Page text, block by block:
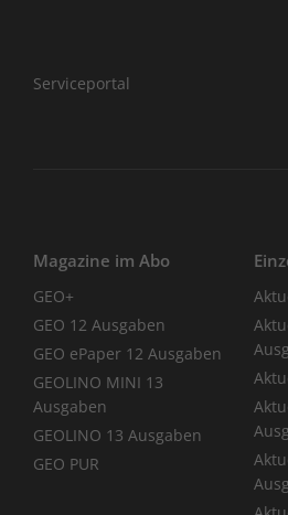
Serviceportal
Magazine im Abo
GEO+
GEO 12 Ausgaben
GEO ePaper 12 Ausgaben
GEOLINO MINI 13
Ausgaben
GEOLINO 13 Ausgaben
GEO PUR